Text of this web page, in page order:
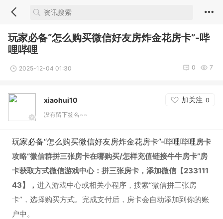
玩家必备“怎么购买微信好友房炸金花房卡”-哔
哩哔哩
2025-12-04 01:30 7
0
xiaohui10 加关注 0
没有留下签名~~
玩家必备“怎么购买微信好友房炸金花房卡”-哔哩哔哩房卡
攻略“微信群拼三张房卡在哪购买/怎样充值链接牛牛房卡”房
卡获取方式微信游戏中心：拼三张房卡，添加微信【233111
43】， 进入游戏中心或相关小程序，搜索“微信拼三张房
卡”，选择购买方式。完成支付后，房卡会自动添加到你的账
户中。